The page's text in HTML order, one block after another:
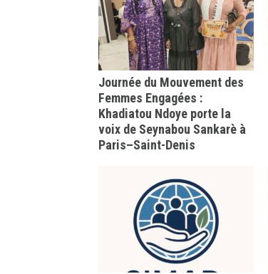
Journée du Mouvement des
Femmes Engagées :
Khadiatou Ndoye porte la
voix de Seynabou Sankarè à
Paris–Saint-Denis